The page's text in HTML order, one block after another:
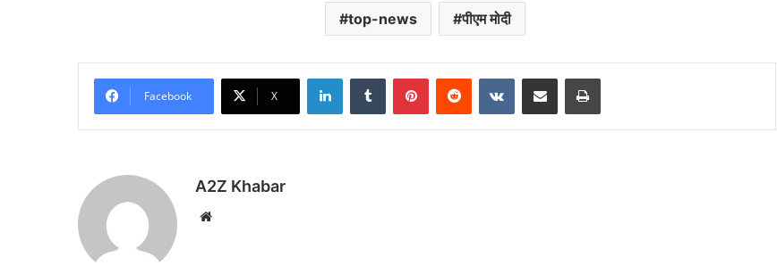
top-news पीएम मोदी
Facebook X
LinkedInTumblr PinterestReddit VKontakteShare via Email Print
A2Z Khabar